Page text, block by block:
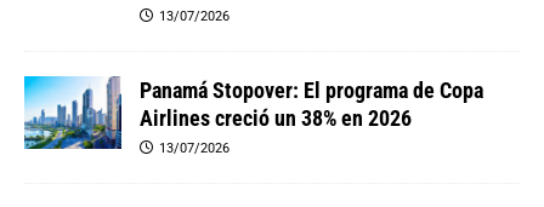
13/07/2026
Panamá Stopover: El programa de Copa
Airlines creció un 38% en 2026
13/07/2026